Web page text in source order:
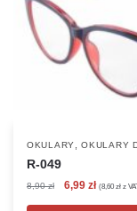
OKULARY ,OKULARY
R-049
8,90zł
Pierwotna
6,99 złAktualna
(8,60 zł z